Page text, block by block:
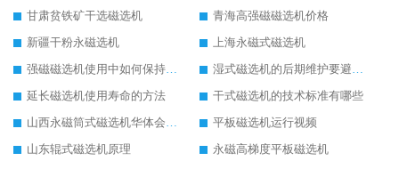
甘肃贫铁矿干选磁选机
青海高强磁磁选机价格
新疆干粉永磁选机
上海永磁式磁选机
强磁磁选机使用中如何保持其顺畅运行
湿式磁选机的后期维护要避开哪些坑
延长磁选机使用寿命的方法
干式磁选机的技术标准有哪些
山西永磁筒式磁选机华体会手机网页版-华体会(中国)
平板磁选机运行视频
山东辊式磁选机原理
永磁高梯度平板磁选机